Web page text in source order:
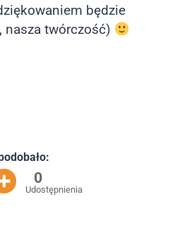
będzie
nasza twórczość)
0
Udostępnienia